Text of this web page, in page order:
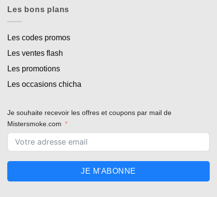
Les bons plans
Les codes promos
Les ventes flash
Les promotions
Les occasions chicha
Je souhaite recevoir les offres et coupons par mail de
Mistersmoke.com
JE M'ABONNE